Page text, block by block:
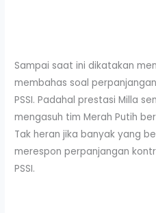
Sampai saat ini dikatakan
membahas soal
PSSI. Padahal prestasi Milla
mengasuh tim Merah Putih
Tak heran jika banyak yang
merespon perpanjangan
PSSI.